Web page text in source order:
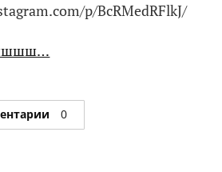
p/BcRMedRFlkJ/
0